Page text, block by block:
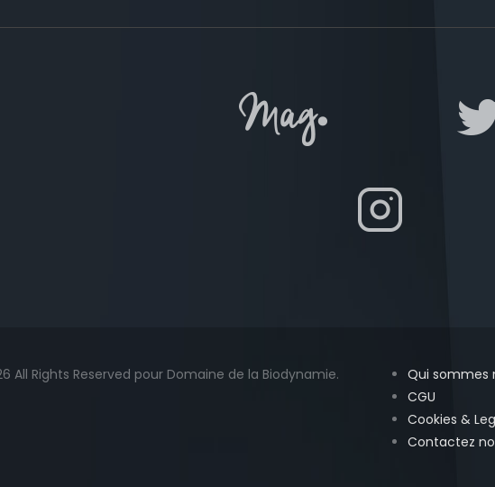
All Rights Reserved pour Domaine de la Biodynamie.
Qui sommes
CGU
Cookies &
Contactez